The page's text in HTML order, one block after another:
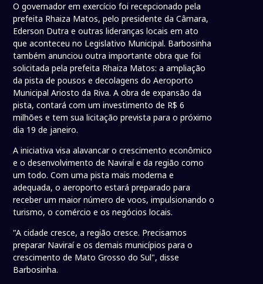
O governador em exercício foi recepcionado pela
prefeita Rhaiza Matos, pelo presidente da Câmara,
Ederson Dutra e outras lideranças locais em ato
que aconteceu no Legislativo Municipal. Barbosinha
também anunciou outra importante obra que foi
solicitada pela prefeita Rhaiza Matos: a ampliação
da pista de pousos e decolagens do Aeroporto
Municipal Ariosto da Riva. A obra de expansão da
pista, contará com um investimento de R$ 6
milhões e tem sua licitação prevista para o próximo
dia 19 de janeiro.
A iniciativa visa alavancar o crescimento econômico
e o desenvolvimento de Naviraí e da região como
um todo. Com uma pista mais moderna e
adequada, o aeroporto estará preparado para
receber um maior número de voos, impulsionando o
turismo, o comércio e os negócios locais.
"A cidade cresce, a região cresce. Precisamos
preparar Naviraí e os demais municípios para o
crescimento de Mato Grosso do Sul", disse
Barbosinha.